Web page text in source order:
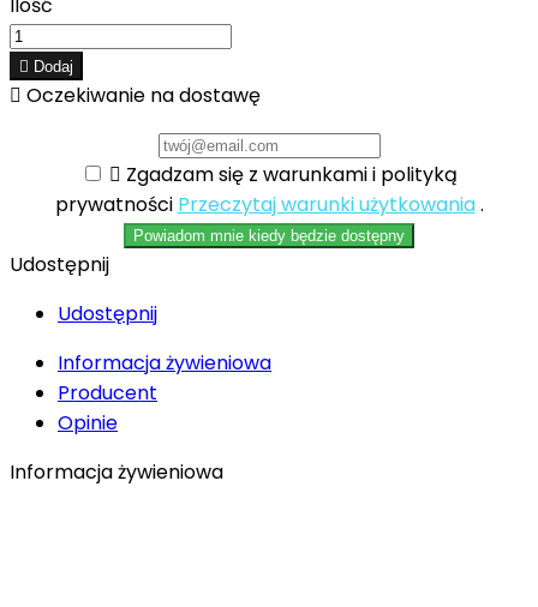
Ilość
 Dodaj
 Oczekiwanie na dostawę
 Zgadzam się z warunkami i polityką
prywatności Przeczytaj warunki użytkowania.
Powiadom mnie kiedy będzie dostępny
Udostępnij
Udostępnij
Informacja żywieniowa
Producent
Opinie
Informacja żywieniowa